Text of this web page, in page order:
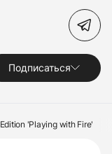
Подписаться
'Playing with Fire'